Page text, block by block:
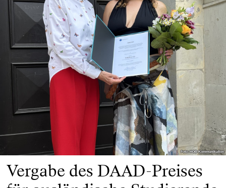
Foto: HGB Kommunikation
Foto: HGB Kommunikation
Vergabe des DAAD-Preises